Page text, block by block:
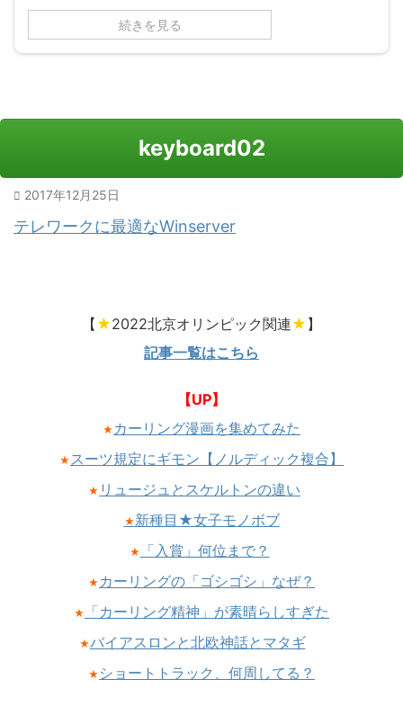
続きを見る
keyboard02
2017年12月25日
テレワークに最適なWinserver
【 ★2022北京オリンピック関連★ 】
記事一覧はこちら
【UP】
★ カーリング漫画を集めてみた
★スーツ規定にギモン【ノルディック複合】
★ リュージュとスケルトンの違い
★新種目★女子モノボブ
★ 「入賞」何位まで？
★ カーリングの「ゴシゴシ」なぜ？
★ 「カーリング精神」が素晴らしすぎた
★バイアスロンと北欧神話とマタギ
★ ショートトラック、何周してる？